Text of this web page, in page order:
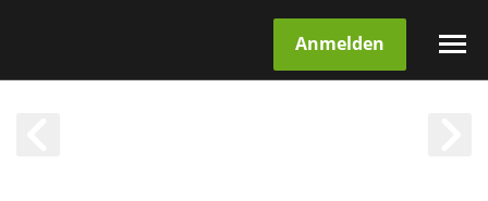
Anmelden